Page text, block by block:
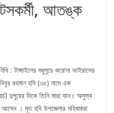
আতঙ্ক
: টাঙ্গাইলের মধুপুরে করোনা ভাইরাসের
রহমান হবি (৩৫) নামে এক
দুপুরের দিকে তিনি মারা যান। অসুস্থ
আসেন । মৃত হবি উপজেলার মহিষমারা